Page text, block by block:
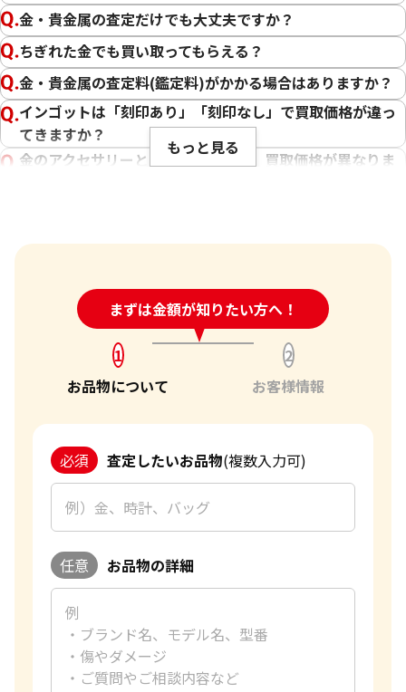
私たちの目標は、常にお客様にご満足いただける買取を提供
することです。そのためには、最新の金相場をしっかりと把握
し、お客様に最適な価格をお伝えすることが不可欠です。弊社
では、金製品の状態や純度、重量はもちろんのこと、日々変
動する金相場を確認し、お客様にとって最良の買取価格をご
提示できるよう努めております。さらに、国内外の幅広い販路
や、世界約1,940店舗以上のネットワーク、そして金・貴金属
お客様にとって最良の結果をご提供できたことは、私たちに
ただけることは、私たちの信頼を第一に考えたサービスが報
われた証です。今後もお客様からいただいた信頼を裏切らない
よう、サービスの向上に努め、さらに多くのお客様にご満足
いただけるよう精進してまいります。ブランド品以外にも、
金・貴金属や時計などのご売却をお考えの際は、ぜひ「おた
からや」をご利用ください。お客様の大切なお品物を最良の
価格でお取引できるよう、査定員一同、ご満足いただける買
取を提供してまいります。
改めて、この度はご利用いただき、誠にありがとうございまし
た。お客様のまたのご利用を心よりお待ち申し上げておりま
おたからやの金買取査定
金買取専門査定員
ショッピング
好きな言葉有言実行
好きなブランドハリーウィンストン
過去の買取品例おりん、インゴット
おたからやでは金の買取をする際に、今日の金の1gの買取相
金・貴金属の査定だけでも大丈夫ですか？
ちぎれた金でも買い取ってもらえる？
金・貴金属の査定料(鑑定料)がかかる場合はありますか？
インゴットは「刻印あり」「刻印なし」で買取価格が違っ
てきますか？
金のアクセサリーとインゴットでは、買取価格が異なりま
刻印のない金・貴金属は査定できますか？
大判・小判、外国金貨、古銭やコインなども買取してもら
「金・貴金属の査定」にはどれくらい時間がかかります
金・貴金属はいつ売るのがポイント？日によって買取価格
が違うって本当ですか？
貴金属の売り時はいつですか？
もっと見る
まずは金額が知りたい方へ！
24時間受付中!問い合わせフォーム
1
お品物について
2
お客様情報
必須 査定したいお品物(複数入力可)
任意 お品物の詳細